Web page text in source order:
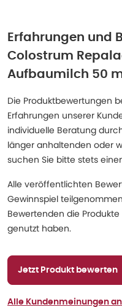
Erfahrungen und
Colostrum
Aufbaumilch 50
Die Produktbewertungen
Erfahrungen unserer
individuelle Beratung
länger anhaltenden oder
suchen Sie bitte stets
Alle veröffentlichten
Gewinnspiel
Bewertenden die
genutzt haben.
Jetzt Produkt bewerten
Alle Kundenmeinungen